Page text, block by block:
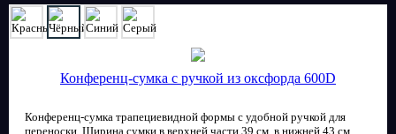
Конференц-сумка с ручкой из оксфорда 600D
Конференц-сумка трапециевидной формы с удобной ручкой для
переноски. Ширина сумки в верхней части 39 см, в нижней 43 см,